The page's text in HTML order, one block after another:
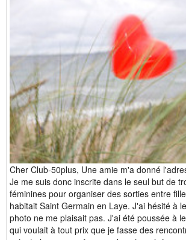
Cher Club-50plus, Une amie m'a donné
Je me suis donc inscrite dans le seul but de
féminines pour organiser des sorties entre
habitait Saint Germain en Laye. J'ai hésité à
photo ne me plaisait pas. J'ai été poussée à
qui voulait à tout prix que je fasse des